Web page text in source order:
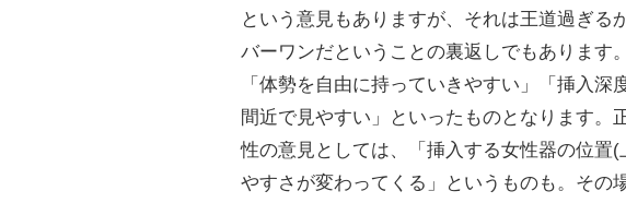
という意見もありますが、それは王道過ぎる
バーワンだということの裏返しでもあります
「体勢を自由に持っていきやすい」「挿入
間近で見やすい」といったものとなります。
性の意見としては、「挿入する女性器の位置
やすさが変わってくる」というものも。その